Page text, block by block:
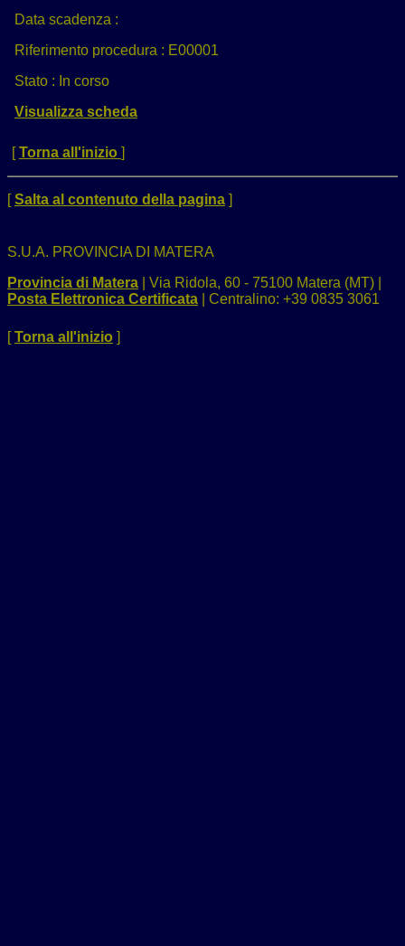
Data scadenza :
Riferimento procedura : E00001
Stato : In corso
Visualizza scheda
[Torna all'inizio ]
[Salta al contenuto della pagina ]
S.U.A. PROVINCIA DI MATERA
Provincia di Matera | Via Ridola, 60 - 75100 Matera (MT) |
Posta Elettronica Certificata | Centralino: +39 0835 3061
[Torna all'inizio ]